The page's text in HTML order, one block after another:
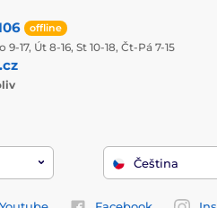
offline
9-17, Út 8-16, St 10-18, Čt-Pá 7-15
Čeština